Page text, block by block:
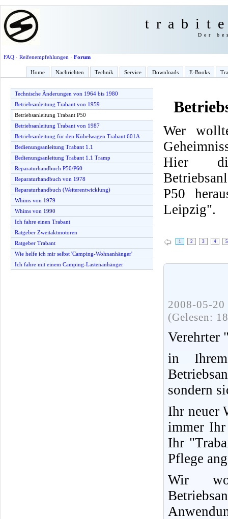
Der
FAQ· Reifenempfehlungen · Forum
Home Nachrichten Technik Service Downloads E-Books
Technische Änderungen von 1964 bis 1980
Betriebsanleitung Trabant von 1959
Betriebsanleitung Trabant P50
Betriebsanleitung Trabant von 1987
Betriebsanleitung für den Kübelwagen Trabant 601A
Bedienungsanleitung Trabant 1.1
Bedienungsanleitung Trabant 1.1 Tramp
Reparaturhandbuch P50/P60
Reparaturhandbuch von 1978
Reparaturhandbuch (Weiterentwicklung)
Whims von 1979
Whims von 1990
Ich fahre einen Trabant
Ratgeber Zweitaktmotoren
Ratgeber Trabant
Wie helfe ich mir selbst 'Camping-Wohnanhänger'
Ich fahre mit einem Camping-Lastenanhänger
Wer
Hier
P50
Leipzig".
1 2 3 4 5
2008-05-
(Gelesen:
Verehrter
in
sondern
Ihr neuer
immer Ihr
Ihr
Pflege
Wir